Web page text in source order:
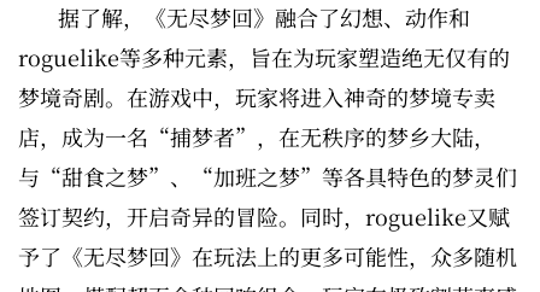
据了解，《无尽梦回》融合了幻想、动作和
roguelike等多种元素，旨在为玩家塑造绝无仅有的
梦境奇剧。在游戏中，玩家将进入神奇的梦境专卖
店，成为一名“捕梦者”，在无秩序的梦乡大陆，
与“甜食之梦”、“加班之梦”等各具特色的梦灵们
签订契约，开启奇异的冒险。同时，roguelike又赋
予了《无尽梦回》在玩法上的更多可能性，众多随机